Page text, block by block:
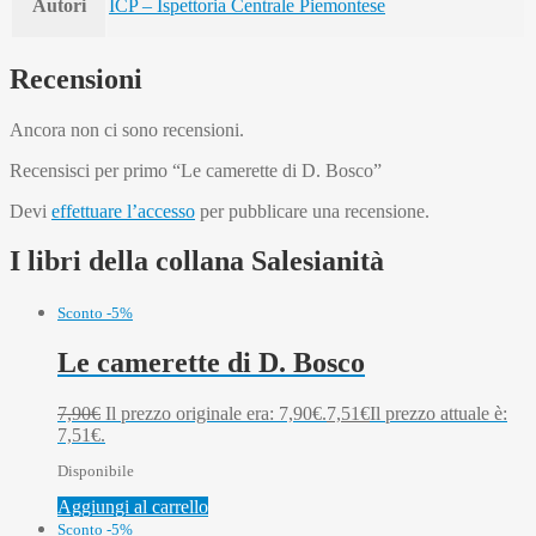
Autori ICP – Ispettoria Centrale Piemontese
Recensioni
Ancora non ci sono recensioni.
Recensisci per primo “Le camerette di D. Bosco”
Devi effettuare l’accesso per pubblicare una recensione.
I libri della collana Salesianità
Sconto -5%
Le camerette di D. Bosco
7,90€ Il prezzo originale era: 7,90€.7,51€Il prezzo attuale è:
7,51€.
Disponibile
Aggiungi al carrello
Sconto -5%